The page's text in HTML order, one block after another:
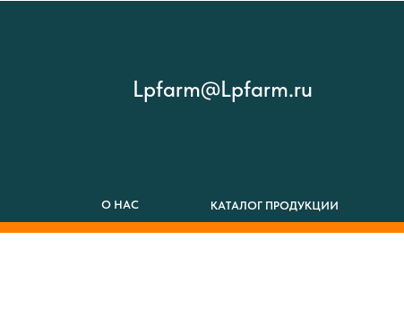
КАТАЛОГ ПРОДУКЦИИ
О НАС
Lpfarm@Lpfarm.ru